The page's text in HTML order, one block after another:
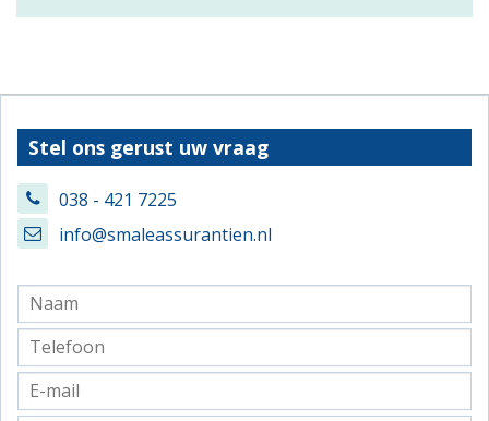
Stel ons gerust uw vraag
038 - 421 7225
info@smaleassurantien.nl